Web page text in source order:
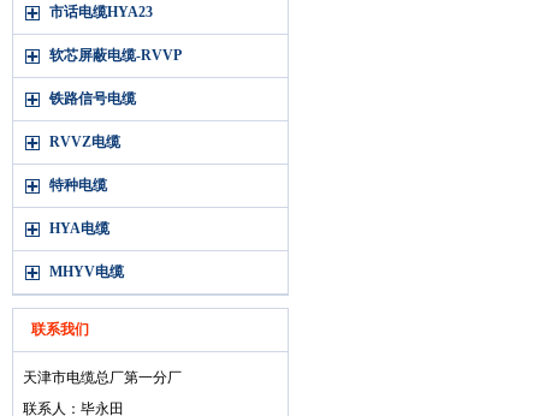
市话电缆HYA23
软芯屏蔽电缆-RVVP
铁路信号电缆
RVVZ电缆
特种电缆
HYA电缆
MHYV电缆
联系我们
天津市电缆总厂第一分厂
联系人：毕永田